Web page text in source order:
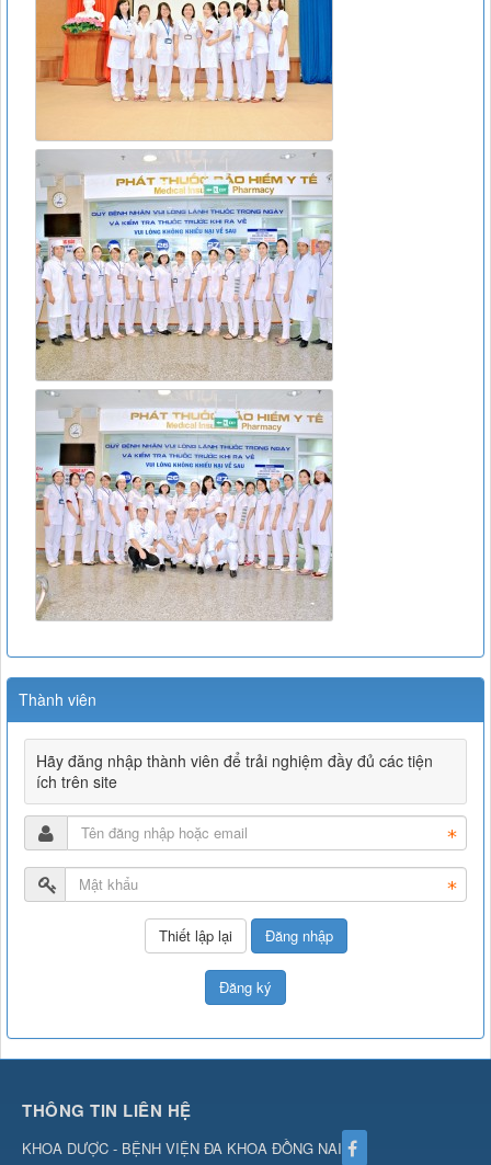
Thành viên
Hãy đăng nhập thành viên để trải nghiệm đầy đủ các tiện
ích trên site
Đăng nhập
Đăng ký
THÔNG TIN LIÊN HỆ
KHOA DƯỢC - BỆNH VIỆN ĐA KHOA ĐỒNG NAI